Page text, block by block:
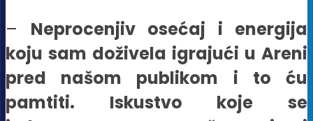
– Neprocenjiv osećaj i energija
koju sam doživela igrajući u Areni
pred našom publikom i to ću
pamtiti. Iskustvo koje se